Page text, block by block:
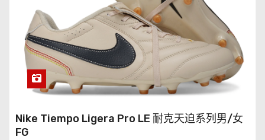
Nike Tiempo Ligera Pro LE 耐克天迫系列男/女
FG